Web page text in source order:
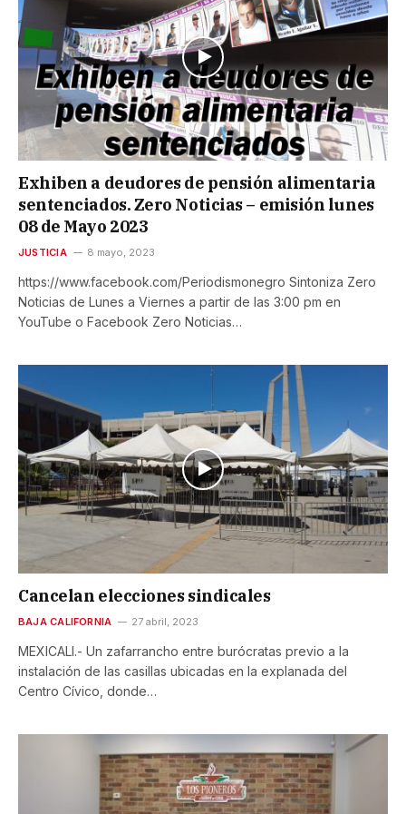
Exhiben a deudores de pensión alimentaria
sentenciados. Zero Noticias – emisión lunes
08 de Mayo 2023
JUSTICIA 8 mayo, 2023
https://www.facebook.com/Periodismonegro Sintoniza Zero
Noticias de Lunes a Viernes a partir de las 3:00 pm en
YouTube o Facebook Zero Noticias…
Cancelan elecciones sindicales
BAJA CALIFORNIA 27 abril, 2023
MEXICALI.- Un zafarrancho entre burócratas previo a la
instalación de las casillas ubicadas en la explanada del
Centro Cívico, donde…